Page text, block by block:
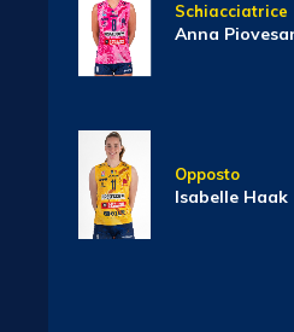
Schiacciatrice
Anna
Opposto
Isabelle Haak